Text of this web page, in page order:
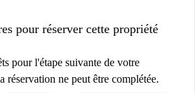
pour réserver cette propriété
pour l'étape suivante de votre
réservation ne peut être complétée.